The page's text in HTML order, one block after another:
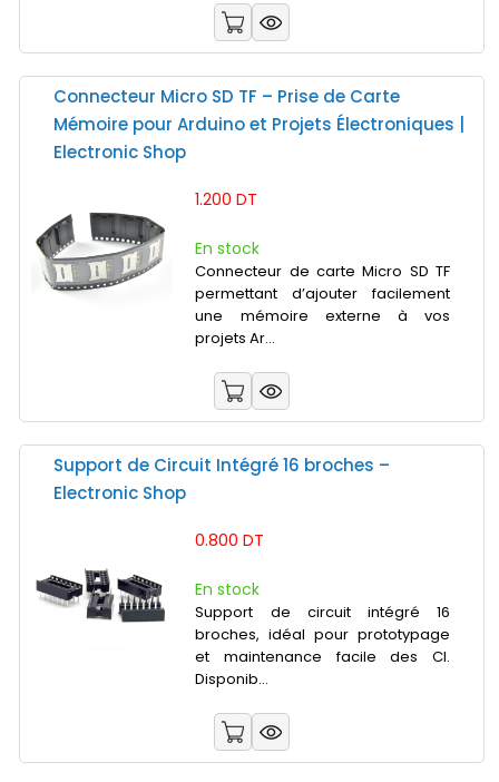
Connecteur Micro SD TF – Prise de Carte
Mémoire pour Arduino et Projets Électroniques |
Electronic Shop
1.200 DT
En stock
Connecteur de carte Micro SD TF
permettant d’ajouter facilement
une mémoire externe à vos
projets Ar...
Support de Circuit Intégré 16 broches –
Electronic Shop
0.800 DT
En stock
Support de circuit intégré 16
broches, idéal pour prototypage
et maintenance facile des CI.
Disponib...